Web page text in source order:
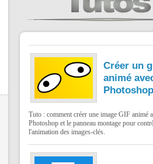
Créer un
animé
Photoshop
Tuto : comment créer une image GIF animé
Photoshop et le panneau montage pour
l'animation des images-clés.